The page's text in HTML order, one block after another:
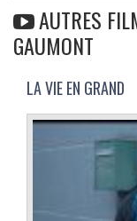
AUTRES
GAUMONT
LA VIE EN GRAND